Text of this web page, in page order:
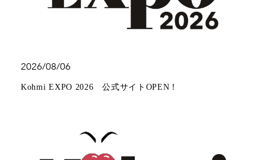
2026/08/06
Kohmi EXPO 2026 公式サイトOPEN！